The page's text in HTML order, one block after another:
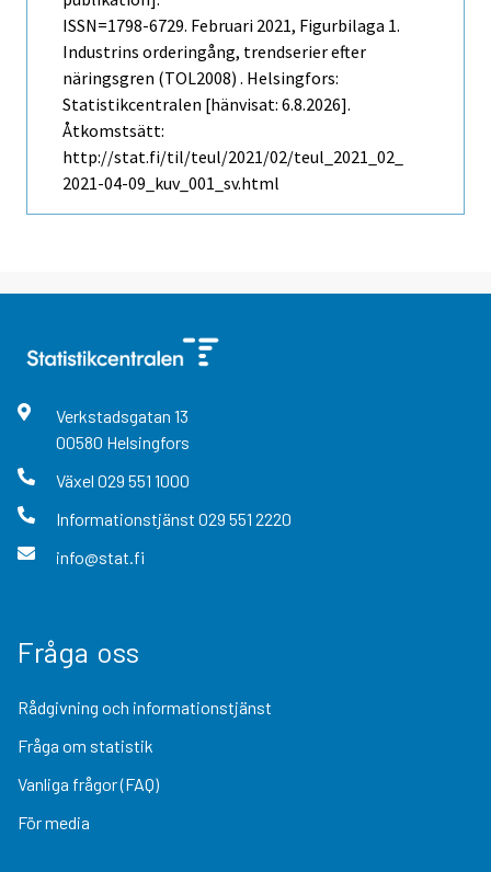
ISSN=1798-6729. Februari 2021, Figurbilaga 1.
Industrins orderingång, trendserier efter
näringsgren (TOL2008) . Helsingfors:
Statistikcentralen [hänvisat: 6.8.2026].
Åtkomstsätt:
http://stat.fi/til/teul/2021/02/teul_2021_02_
2021-04-09_kuv_001_sv.html
Verkstadsgatan 13
00580 Helsingfors
Växel 029 551 1000
Informationstjänst 029 551 2220
info@stat.fi
Fråga oss
Rådgivning och informationstjänst
Fråga om statistik
Vanliga frågor (FAQ)
För media